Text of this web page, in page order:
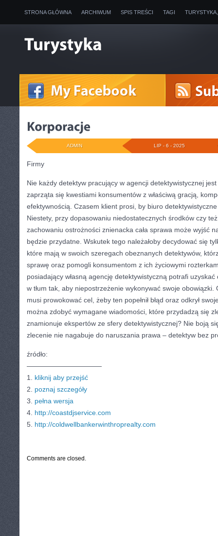
STRONA GŁÓWNA ARCHIWUM SPIS TREŚCI TAGI
LIP - 6 - 2025
ADMIN
Firmy
Nie każdy detektyw pracujący w agencji detektywistycznej
zaprząta się kwestiami konsumentów z właściwą gracją,
efektywnością. Czasem klient prosi, by biuro
Niestety, przy dopasowaniu niedostatecznych środków czy
zachowaniu ostrożności znienacka cała sprawa może wyjść
będzie przydatne. Wskutek tego należałoby decydować się
które mają w swoich szeregach obeznanych detektywów,
sprawę oraz pomogli konsumentom z ich życiowymi
posiadający własną agencję detektywistyczną potrafi
w tłum tak, aby niepostrzeżenie wykonywać swoje
musi prowokować cel, żeby ten popełnił błąd oraz odkrył
można zdobyć wymagane wiadomości, które przydadzą się
znamionuje ekspertów ze sfery detektywistycznej? Nie boją
zlecenie nie nagabuje do naruszania prawa – detektyw bez
źródło:
———————————
1. kliknij aby przejść
2. poznaj szczegóły
3. pełna wersja
4. http://coastdjservice.com
5. http://coldwellbankerwinthroprealty.com
Comments are closed.